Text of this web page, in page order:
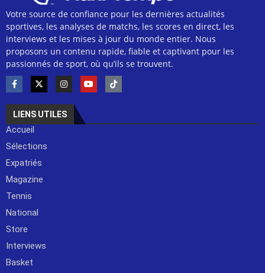
Votre source de confiance pour les dernières actualités
sportives, les analyses de matchs, les scores en direct, les
interviews et les mises à jour du monde entier. Nous
proposons un contenu rapide, fiable et captivant pour les
passionnés de sport, où qu’ils se trouvent.
LIENS UTILES
Accueil
Sélections
Expatriés
Magazine
Tennis
National
Store
Interviews
Basket